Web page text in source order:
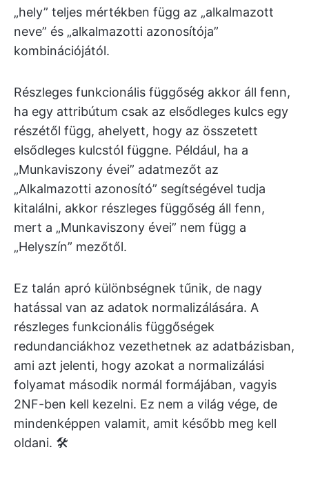
„hely” teljes mértékben függ az „alkalmazott
neve” és „alkalmazotti azonosítója”
kombinációjától.
Részleges funkcionális függőség akkor áll fenn,
ha egy attribútum csak az elsődleges kulcs egy
részétől függ, ahelyett, hogy az összetett
elsődleges kulcstól függne. Például, ha a
„Munkaviszony évei” adatmezőt az
„Alkalmazotti azonosító” segítségével tudja
kitalálni, akkor részleges függőség áll fenn,
mert a „Munkaviszony évei” nem függ a
„Helyszín” mezőtől.
Ez talán apró különbségnek tűnik, de nagy
hatással van az adatok normalizálására. A
részleges funkcionális függőségek
redundanciákhoz vezethetnek az adatbázisban,
ami azt jelenti, hogy azokat a normalizálási
folyamat második normál formájában, vagyis
2NF-ben kell kezelni. Ez nem a világ vége, de
mindenképpen valamit, amit később meg kell
oldani. 🛠️